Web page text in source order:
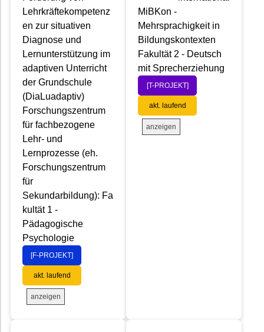
Lehrkräftekompetenz
en zur situativen
Diagnose und
Lernunterstützung im
adaptiven Unterricht
der Grundschule
(DiaLuadaptiv)
Forschungszentrum
für fachbezogene
Lehr- und
Lernprozesse (eh.
Forschungszentrum
für
Sekundarbildung): Fa
kultät 1 -
Pädagogische
Psychologie
[F-PROJEKT]
akt. laufend
anzeigen
MiBKon -
Mehrsprachigkeit in
Bildungskontexten
Fakultät 2 - Deutsch
mit Sprecherziehung
[T-PROJEKT]
akt. laufend
anzeigen